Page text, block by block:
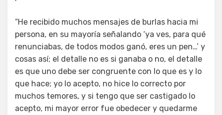
“He recibido muchos mensajes de burlas hacia mi
persona, en su mayoría señalando ‘ya ves, para qué
renunciabas, de todos modos ganó, eres un pen…’ y
cosas así; el detalle no es si ganaba o no, el detalle
es que uno debe ser congruente con lo que es y lo
que hace; yo lo acepto, no hice lo correcto por
muchos temores, y si tengo que ser castigado lo
acepto, mi mayor error fue obedecer y quedarme